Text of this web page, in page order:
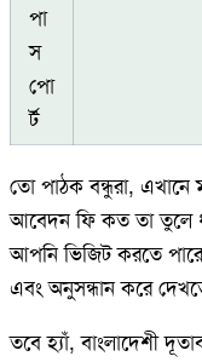
পা
স
পো
র্ট
তো পাঠক বন্ধুরা, এখানে
আবেদন ফি কত তা তুলে
আপনি ভিজিট করতে
এবং অনুসন্ধান করে
তবে হ্যাঁ, বাংলাদেশী